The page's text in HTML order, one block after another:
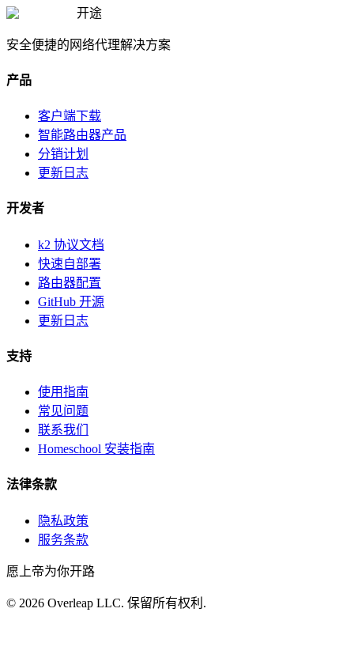
开途
安全便捷的网络代理解决方案
产品
客户端下载
智能路由器产品
分销计划
更新日志
开发者
k2 协议文档
快速自部署
路由器配置
GitHub 开源
更新日志
支持
使用指南
常见问题
联系我们
Homeschool 安装指南
法律条款
隐私政策
服务条款
愿上帝为你开路
© 2026 Overleap LLC. 保留所有权利.